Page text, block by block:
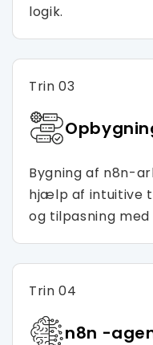
logik.
Trin 03
Bygning af n8n-
hjælp af intuitive
og tilpasning
Trin 04
n8n -